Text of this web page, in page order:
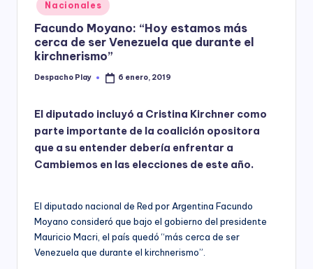
y
in
Nacionales
Facundo Moyano: “Hoy estamos más
cerca de ser Venezuela que durante el
kirchnerismo”
Posted
Despacho Play 6 enero, 2019
El diputado incluyó a Cristina Kirchner como
parte importante de la coalición opositora
que a su entender debería enfrentar a
Cambiemos en las elecciones de este año.
El diputado nacional de Red por Argentina Facundo
Moyano consideró que bajo el gobierno del presidente
Mauricio Macri, el país quedó “más cerca de ser
Venezuela que durante el kirchnerismo”.